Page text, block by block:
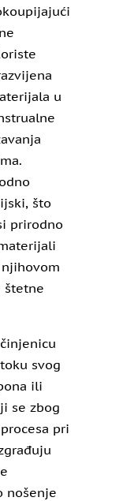
u
što
prirodno
štetne
svog
ili
se zbog
pri
nošenje